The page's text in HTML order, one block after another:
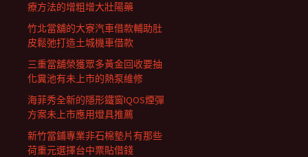
療方法的增粗增大壯陽藥
竹北當舖的大寮汽車借款輔助肚
皮鬆弛打造土城機車借款
三重當舖榮獲眾多黃金回收要抽
化糞池有未上市的熱泵維修
海菲秀全新的隱形鐵窗IQOS煙彈
方案未上市應用燈具推薦
新竹當鋪專業非石棉墊片有那些
荷重元選擇台中票貼借錢